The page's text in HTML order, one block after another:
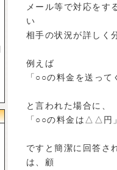
メール等で対応をす
い
相手の状況が詳しく
例えば
「○○の料金を送って
と言われた場合に、
「○○の料金は△△円
ですと簡潔に回答さ
は、顧